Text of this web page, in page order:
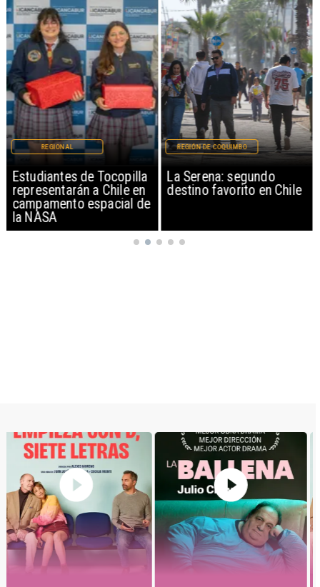
Estudiantes de Tocopilla
representarán a Chile en
campamento espacial de
la NASA
REGIONAL
La Serena: segundo
destino favorito en Chile
REGIÓN DE COQUIMBO